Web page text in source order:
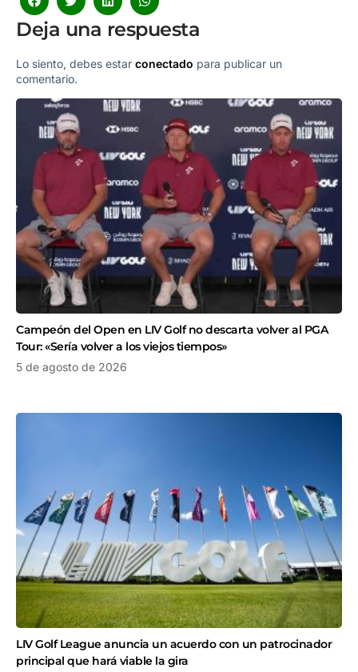
Deja una respuesta
Lo siento, debes estar conectado para publicar un
comentario.
Campeón del Open en LIV Golf no descarta volver al PGA
Tour: «Sería volver a los viejos tiempos»
5 de agosto de 2026
LIV Golf League anuncia un acuerdo con un patrocinador
principal que hará viable la gira